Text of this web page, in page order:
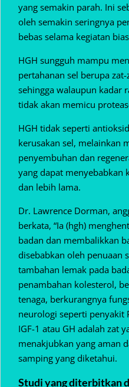
yang semakin parah. Ini
oleh semakin seringnya
bebas selama kegiatan
HGH sungguh mampu
pertahanan sel berupa
sehingga walaupun kadar
tidak akan memicu
HGH tidak seperti
kerusakan sel, melainkan
penyembuhan dan
yang dapat menyebabkan
dan lebih lama.
Dr. Lawrence Dorman,
berkata, “Ia (hgh)
badan dan membalikkan
disebabkan oleh penuaan
tambahan lemak pada
penambahan kolesterol,
tenaga, berkurangnya
neurologi seperti penyakit
IGF-1 atau GH adalah zat
menakjubkan yang aman
samping yang diketahui.
Studi yang diterbitkan